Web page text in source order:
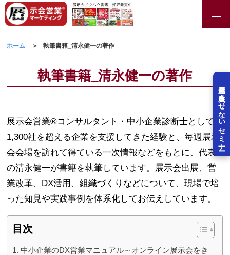
展示会を失敗させないセミナー
ホーム 執筆書籍_清永健一の著作
執筆書籍_清永健一の著作
展示会営業®コンサルタント・中小企業診断士として
1,300社を超える企業を支援してきた経験と、毎週展示
会会場を訪れて得ている一次情報などをもとに、代表
の清永健一が書籍を執筆しています。展示会出展、営
業改革、DX活用、組織づくりなどについて、現場で培
った知見や実践事例を体系化してお伝えしています。
目次
中小企業のDX営業マニュアル～オンライン展示会をき